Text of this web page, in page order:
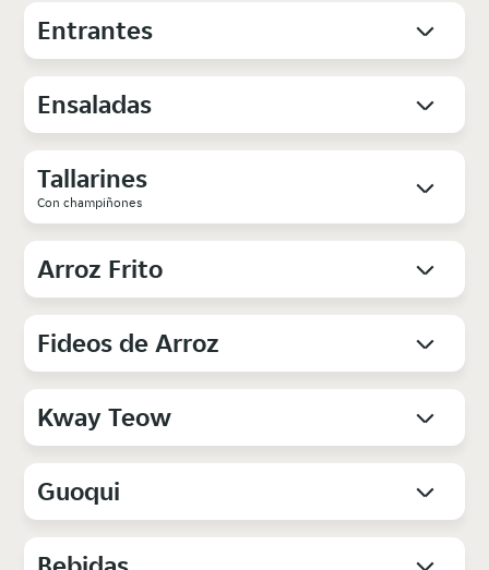
Entrantes
Ensaladas
Tallarines
Con champiñones
Arroz Frito
Fideos de Arroz
Kway Teow
Guoqui